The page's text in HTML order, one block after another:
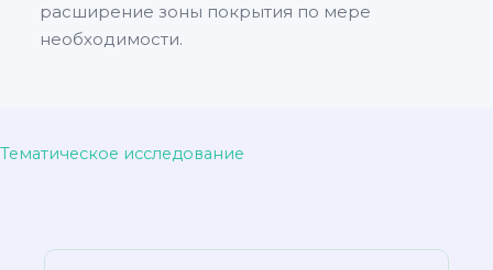
расширение зоны покрытия по мере
необходимости.
Тематическое исследование